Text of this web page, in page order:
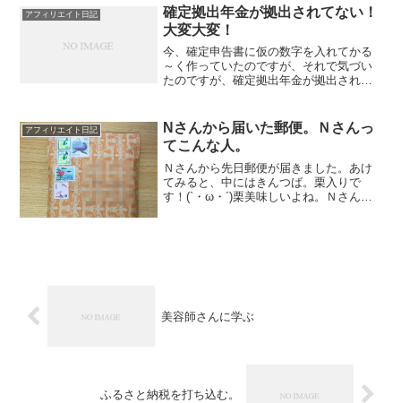
アフィリエイト日記
確定拠出年金が拠出されてない！
大変大変！
今、確定申告書に仮の数字を入れてかる
～く作っていたのですが、それで気づい
たのですが、確定拠出年金が拠出されて
っと忙しくて、見ていませんでした。ま
ずいな(´・ω・｀)こん...
アフィリエイト日記
Nさんから届いた郵便。Ｎさんっ
てこんな人。
Ｎさんから先日郵便が届きました。あけ
てみると、中にはきんつば。栗入りで
す！(`・ω・´)栗美味しいよね。Ｎさんあ
美容師さんに学ぶ
ふるさと納税を打ち込む。